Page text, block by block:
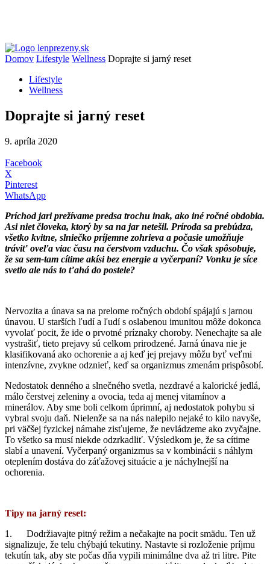
Domov Lifestyle Wellness Doprajte si jarný reset
Lifestyle
Wellness
Doprajte si jarný reset
9. apríla 2020
Facebook
X
Pinterest
WhatsApp
Príchod jari prežívame predsa trochu inak, ako iné ročné obdobia.
Asi niet človeka, ktorý by sa na jar netešil. Príroda sa prebúdza,
všetko kvitne, slniečko príjemne zohrieva a počasie umožňuje
tráviť oveľa viac času na čerstvom vzduchu. Čo však spôsobuje,
že sa sem-tam cítime akísi bez energie a vyčerpaní? Vonku je síce
svetlo ale nás to ťahá do postele?
Nervozita a únava sa na prelome ročných období spájajú s jarnou
únavou. U starších ľudí a ľudí s oslabenou imunitou môže dokonca
vyvolať pocit, že ide o prvotné príznaky choroby. Nenechajte sa ale
vystrašiť, tieto prejavy sú celkom prirodzené. Jarná únava nie je
klasifikovaná ako ochorenie a aj keď jej prejavy môžu byť veľmi
intenzívne, zvykne odznieť, keď sa organizmus zmenám prispôsobí.
Nedostatok denného a slnečného svetla, nezdravé a kalorické jedlá,
málo čerstvej zeleniny a ovocia, teda aj menej vitamínov a
minerálov. Aby sme boli celkom úprimní, aj nedostatok pohybu si
vybral svoju daň. Nielenže sa na nás nalepilo nejaké to kilo navyše,
pri väčšej fyzickej námahe zisťujeme, že nevládzeme ako zvyčajne.
To všetko sa musí niekde odzrkadliť. Výsledkom je, že sa cítime
slabí a unavení. Vyčerpaný organizmus sa v kombinácii s náhlym
oteplením dostáva do záťažovej situácie a je náchylnejší na
ochorenia.
Tipy na jarný reset:
1. Dodržiavajte pitný režim a nečakajte na pocit smädu. Ten už
signalizuje, že telu chýbajú tekutiny. Nastavte si rozloženie príjmu
tekutín tak, aby ste počas dňa vypili minimálne dva až tri litre. Pite